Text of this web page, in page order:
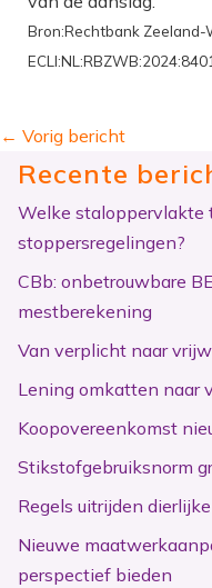
Bron:Rechtbank
← Vorig bericht
Recente
Welke staloppervlakte
stoppersregelingen?
CBb: onbetrouwbare
mestberekening
Van verplicht naar
Lening omkatten naar
Koopovereenkomst
Stikstofgebruiksnorm
Regels uitrijden
Nieuwe
perspectief bieden